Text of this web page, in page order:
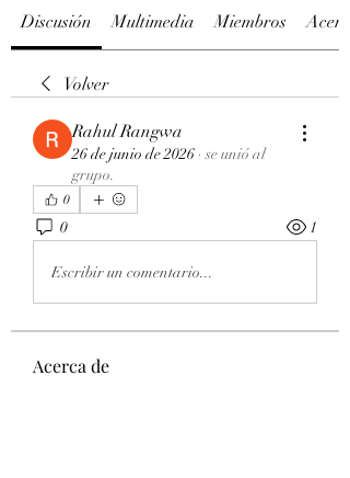
Discusión Multimedia Miembros
Volver
Rahul Rangwa
26 de junio de 2026 ·se unió al
grupo.
0
0 1
Escribir un comentario...
Acerca de